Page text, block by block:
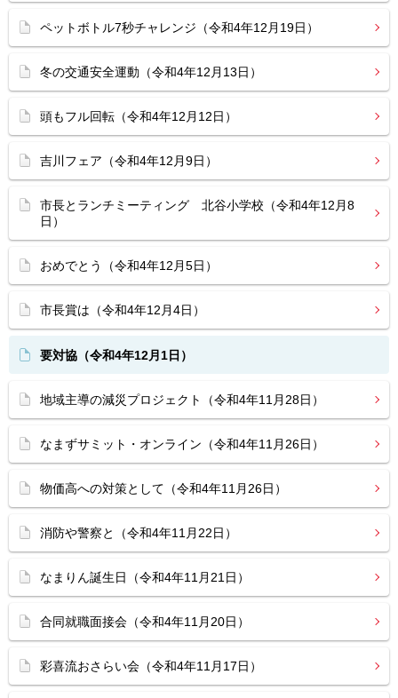
ペットボトル7秒チャレンジ（令和4年12月19日）
冬の交通安全運動（令和4年12月13日）
頭もフル回転（令和4年12月12日）
吉川フェア（令和4年12月9日）
市長とランチミーティング 北谷小学校（令和4年12月8
日）
おめでとう（令和4年12月5日）
市長賞は（令和4年12月4日）
要対協（令和4年12月1日）
地域主導の減災プロジェクト（令和4年11月28日）
なまずサミット・オンライン（令和4年11月26日）
物価高への対策として（令和4年11月26日）
消防や警察と（令和4年11月22日）
なまりん誕生日（令和4年11月21日）
合同就職面接会（令和4年11月20日）
彩喜流おさらい会（令和4年11月17日）